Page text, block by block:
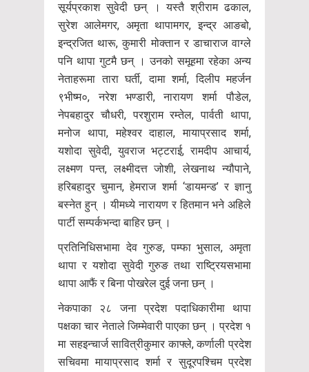
सूर्यप्रकाश सुवेदी छन् । यस्तै श्रीराम ढकाल,
सुरेश आलेमगर, अमृता थापामगर, इन्द्र आङबो,
इन्द्रजित थारू, कुमारी मोक्तान र डाचाराज वाग्ले
पनि थापा गुटमै छन् । उनको समूहमा रहेका अन्य
नेताहरूमा तारा घर्ती, दामा शर्मा, दिलीप महर्जन
९भीष्म०, नरेश भण्डारी, नारायण शर्मा पौडेल,
नेपबहादुर चौधरी, परशुराम रम्तेल, पार्वती थापा,
मनोज थापा, महेश्वर दाहाल, मायाप्रसाद शर्मा,
यशोदा सुवेदी, युवराज भट्टराई, रामदीप आचार्य,
लक्ष्मण पन्त, लक्ष्मीदत्त जोशी, लेखनाथ न्यौपाने,
हरिबहादुर चुमान, हेमराज शर्मा ‘डायमन्ड’ र ज्ञानु
बस्नेत हुन् । यीमध्ये नारायण र हितमान भने अहिले
पार्टी सम्पर्कभन्दा बाहिर छन् ।
प्रतिनिधिसभामा देव गुरुङ, पम्फा भुसाल, अमृता
थापा र यशोदा सुवेदी गुरुङ तथा राष्ट्रियसभामा
थापा आफैं र बिना पोखरेल दुई जना छन् ।
नेकपाका २८ जना प्रदेश पदाधिकारीमा थापा
पक्षका चार नेताले जिम्मेवारी पाएका छन् । प्रदेश १
मा सहइन्चार्ज सावित्रीकुमार काफ्ले, कर्णाली प्रदेश
सचिवमा मायाप्रसाद शर्मा र सुदूरपश्चिम प्रदेश